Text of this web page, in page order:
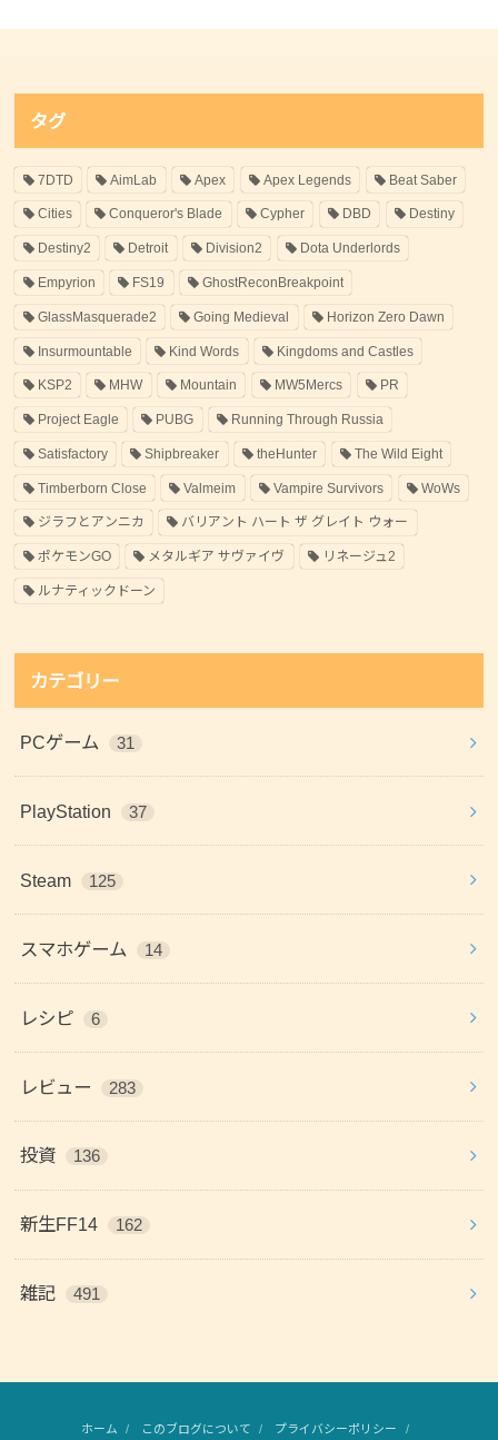
タグ
7DTD AimLab Apex Apex Legends Beat Saber
Cities Conqueror's Blade Cypher DBD Destiny
Destiny2 Detroit Division2 Dota Underlords
Empyrion FS19 GhostReconBreakpoint
GlassMasquerade2 Going Medieval Horizon Zero Dawn
Insurmountable Kind Words Kingdoms and Castles
KSP2 MHW Mountain MW5Mercs PR
Project Eagle PUBG Running Through Russia
Satisfactory Shipbreaker theHunter The Wild Eight
Timberborn Close Valmeim Vampire Survivors WoWs
ジラフとアンニカ バリアント ハート ザ グレイト ウォー
ポケモンGO メタルギア サヴァイヴ リネージュ2
ルナティックドーン
カテゴリー
PCゲーム 31
PlayStation 37
Steam 125
スマホゲーム 14
レシピ 6
レビュー 283
投資 136
新生FF14 162
雑記 491
ホーム このブログについて プライバシーポリシー